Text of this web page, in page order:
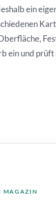
ein
ein und
MAGAZIN